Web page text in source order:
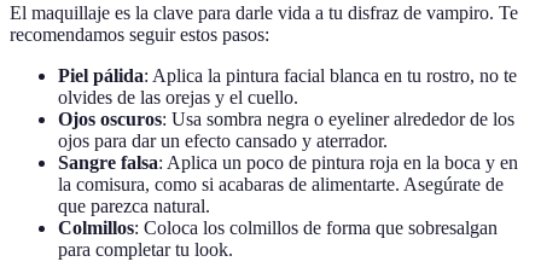
El maquillaje es la clave para darle vida a tu disfraz de vampiro. Te
recomendamos seguir estos pasos:
Piel pálida: Aplica la pintura facial blanca en tu rostro, no te
olvides de las orejas y el cuello.
Ojos oscuros: Usa sombra negra o eyeliner alrededor de los
ojos para dar un efecto cansado y aterrador.
Sangre falsa: Aplica un poco de pintura roja en la boca y en
la comisura, como si acabaras de alimentarte. Asegúrate de
que parezca natural.
Colmillos: Coloca los colmillos de forma que sobresalgan
para completar tu look.